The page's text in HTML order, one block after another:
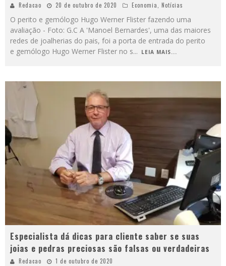
Redacao 20 de outubro de 2020 Economia Notícias
O perito e gemólogo Hugo Werner Flister fazendo uma
avaliação - Foto: G.C A 'Manoel Bernardes', uma das maiores
redes de joalherias do pais, foi a porta de entrada do perito
e gemólogo Hugo Werner Flister no s... LEIA MAIS...
Especialista dá dicas para cliente saber se suas
joias e pedras preciosas são falsas ou verdadeiras
Redacao
1 de outubro de 2020